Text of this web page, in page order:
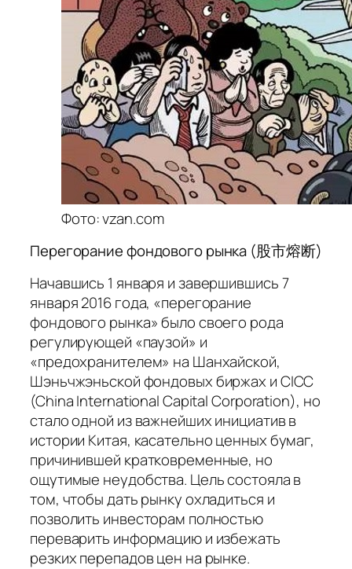
Фото: vzan.com
Перегорание фондового рынка (股市熔断)
Начавшись 1 января и завершившись 7
января 2016 года, «перегорание
фондового рынка» было своего рода
регулирующей «паузой» и
«предохранителем» на Шанхайской,
Шэньчжэньской фондовых биржах и CICC
(China International Capital Corporation), но
стало одной из важнейших инициатив в
истории Китая, касательно ценных бумаг,
причинившей кратковременные, но
ощутимые неудобства. Цель состояла в
том, чтобы дать рынку охладиться и
позволить инвесторам полностью
переварить информацию и избежать
резких перепадов цен на рынке.